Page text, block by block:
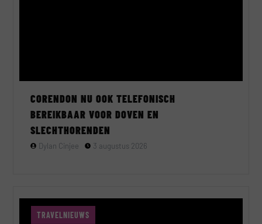
CORENDON NU OOK TELEFONISCH
BEREIKBAAR VOOR DOVEN EN
SLECHTHORENDEN
Dylan Cinjee 3 augustus 2026
TRAVELNIEUWS